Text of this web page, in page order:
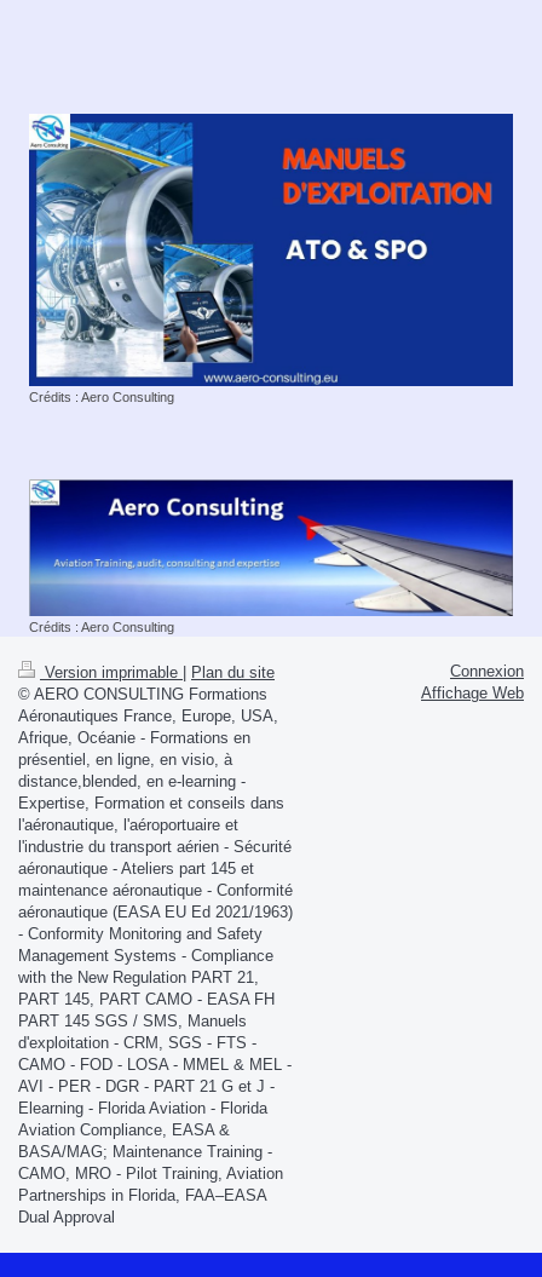
Crédits : Aero Consulting
Crédits : Aero Consulting
Version imprimable | Plan du site
© AERO CONSULTING Formations
Aéronautiques France, Europe, USA,
Afrique, Océanie - Formations en
présentiel, en ligne, en visio, à
distance,blended, en e-learning -
Expertise, Formation et conseils dans
l'aéronautique, l'aéroportuaire et
l'industrie du transport aérien - Sécurité
aéronautique - Ateliers part 145 et
maintenance aéronautique - Conformité
aéronautique (EASA EU Ed 2021/1963)
- Conformity Monitoring and Safety
Management Systems - Compliance
with the New Regulation PART 21,
PART 145, PART CAMO - EASA FH
PART 145 SGS / SMS, Manuels
d'exploitation - CRM, SGS - FTS -
CAMO - FOD - LOSA - MMEL & MEL -
AVI - PER - DGR - PART 21 G et J -
Elearning - Florida Aviation - Florida
Aviation Compliance, EASA &
BASA/MAG; Maintenance Training -
CAMO, MRO - Pilot Training, Aviation
Partnerships in Florida, FAA–EASA
Dual Approval
Connexion
Affichage Web